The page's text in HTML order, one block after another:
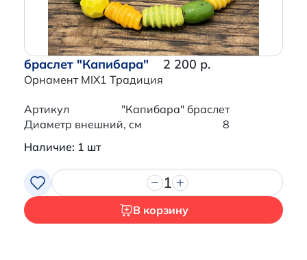
браслет "Капибара"
Орнамент MIX1 Традиция
2 200 р.
Артикул
"Капибара" браслет
Диаметр внешний, см
8
Наличие: 1 шт
1
В корзину